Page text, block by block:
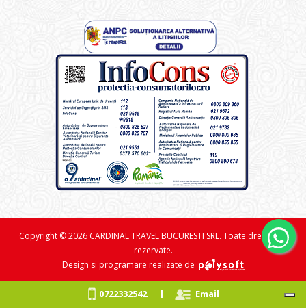
0722332542| Email
Copyright © 2026 CARDINAL TRAVEL BUCURESTI SRL. Toate drepturile
rezervate.
Design si programare realizate de